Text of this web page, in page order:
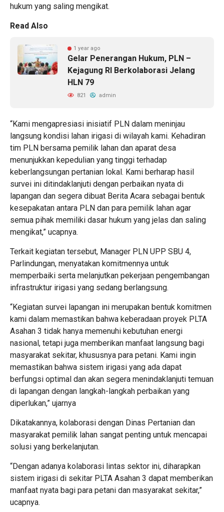
hukum yang saling mengikat.
Read Also
1 year ago
Gelar Penerangan Hukum, PLN –
Kejagung RI Berkolaborasi Jelang
HLN 79
821 admin
“Kami mengapresiasi inisiatif PLN dalam meninjau
langsung kondisi lahan irigasi di wilayah kami. Kehadiran
tim PLN bersama pemilik lahan dan aparat desa
menunjukkan kepedulian yang tinggi terhadap
keberlangsungan pertanian lokal. Kami berharap hasil
survei ini ditindaklanjuti dengan perbaikan nyata di
lapangan dan segera dibuat Berita Acara sebagai bentuk
kesepakatan antara PLN dan para pemilik lahan agar
semua pihak memiliki dasar hukum yang jelas dan saling
mengikat,” ucapnya.
Terkait kegiatan tersebut, Manager PLN UPP SBU 4,
Parlindungan, menyatakan komitmennya untuk
memperbaiki serta melanjutkan pekerjaan pengembangan
infrastruktur irigasi yang sedang berlangsung.
“Kegiatan survei lapangan ini merupakan bentuk komitmen
kami dalam memastikan bahwa keberadaan proyek PLTA
Asahan 3 tidak hanya memenuhi kebutuhan energi
nasional, tetapi juga memberikan manfaat langsung bagi
masyarakat sekitar, khususnya para petani. Kami ingin
memastikan bahwa sistem irigasi yang ada dapat
berfungsi optimal dan akan segera menindaklanjuti temuan
di lapangan dengan langkah-langkah perbaikan yang
diperlukan,” ujarnya
Dikatakannya, kolaborasi dengan Dinas Pertanian dan
masyarakat pemilik lahan sangat penting untuk mencapai
solusi yang berkelanjutan.
“Dengan adanya kolaborasi lintas sektor ini, diharapkan
sistem irigasi di sekitar PLTA Asahan 3 dapat memberikan
manfaat nyata bagi para petani dan masyarakat sekitar,”
ucapnya.